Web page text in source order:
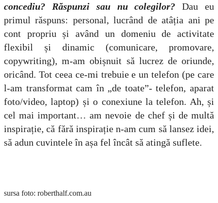
concediu? Răspunzi sau nu colegilor? Dau eu
primul răspuns: personal, lucrând de atâția ani pe
cont propriu și având un domeniu de activitate
flexibil și dinamic (comunicare, promovare,
copywriting), m-am obișnuit să lucrez de oriunde,
oricând. Tot ceea ce-mi trebuie e un telefon (pe care
l-am transformat cam în „de toate”- telefon, aparat
foto/video, laptop) și o conexiune la telefon. Ah, și
cel mai important… am nevoie de chef și de multă
inspirație, că fără inspirație n-am cum să lansez idei,
să adun cuvintele în așa fel încât să atingă suflete.
sursa foto: roberthalf.com.au